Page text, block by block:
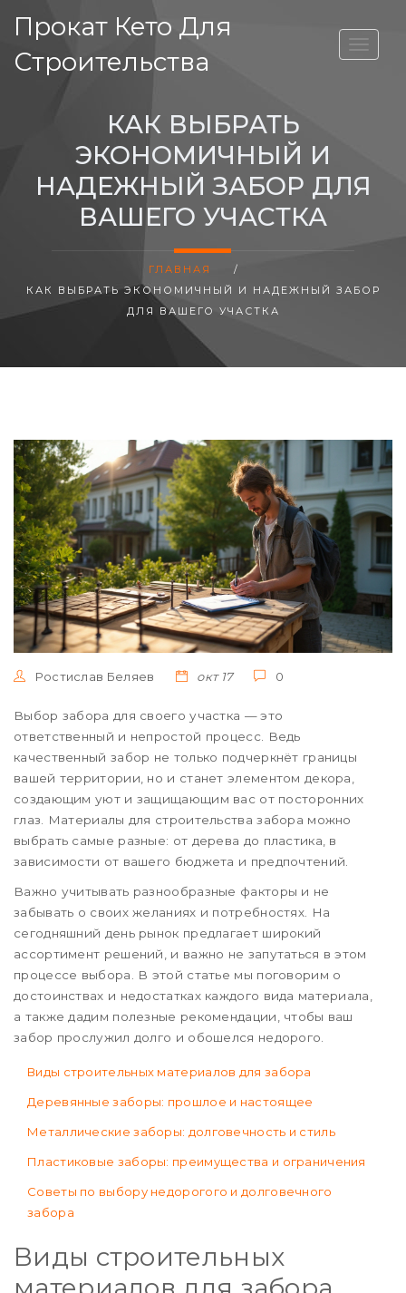
Прокат Кето Для
Строительства
ВЫСОТА ДОМА
КАК ВЫБРАТЬ
ЭКОНОМИЧНЫЙ И
НАДЕЖНЫЙ ЗАБОР ДЛЯ
ВАШЕГО УЧАСТКА
ГЛАВНАЯ
/
КАК ВЫБРАТЬ ЭКОНОМИЧНЫЙ И НАДЕЖНЫЙ ЗАБОР
ДЛЯ ВАШЕГО УЧАСТКА
Ростислав Беляев окт 17 0
Выбор забора для своего участка — это
ответственный и непростой процесс. Ведь
качественный забор не только подчеркнёт границы
вашей территории, но и станет элементом декора,
создающим уют и защищающим вас от посторонних
глаз. Материалы для строительства забора можно
выбрать самые разные: от дерева до пластика, в
зависимости от вашего бюджета и предпочтений.
Важно учитывать разнообразные факторы и не
забывать о своих желаниях и потребностях. На
сегодняшний день рынок предлагает широкий
ассортимент решений, и важно не запутаться в этом
процессе выбора. В этой статье мы поговорим о
достоинствах и недостатках каждого вида материала,
а также дадим полезные рекомендации, чтобы ваш
забор прослужил долго и обошелся недорого.
Виды строительных материалов для забора
Деревянные заборы: прошлое и настоящее
Металлические заборы: долговечность и стиль
Пластиковые заборы: преимущества и ограничения
Советы по выбору недорогого и долговечного
забора
Виды строительных